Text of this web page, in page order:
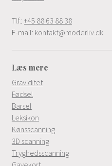
Tlf.: +45 88 63 88 38
E-mail: kontakt@moderliv.dk
Læs mere
Graviditet
Fødsel
Barsel
Leksikon
Kønsscanning
3D scanning
Tryghedsscanning